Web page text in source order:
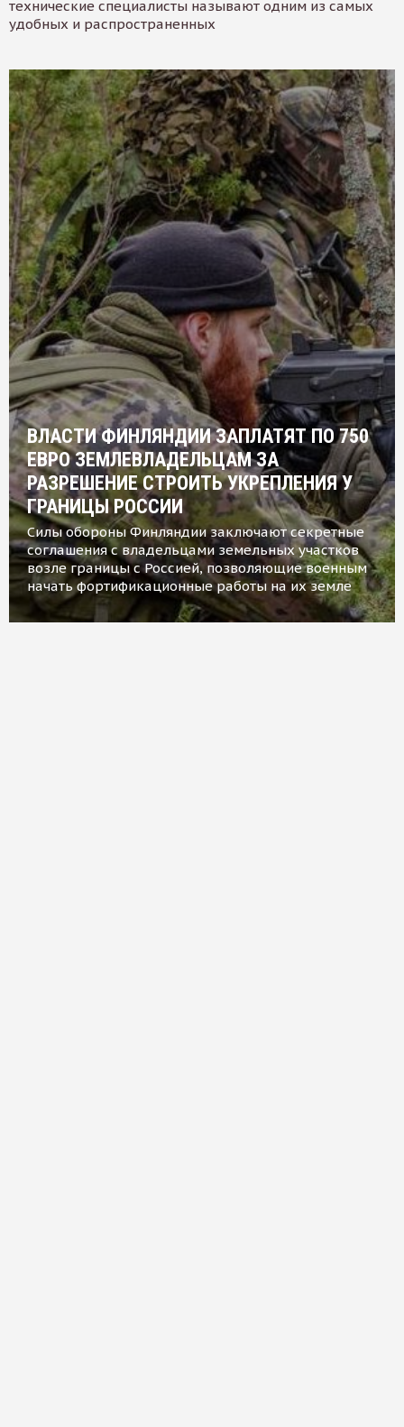
технические специалисты называют одним из самых
удобных и распространенных
ВЛАСТИ ФИНЛЯНДИИ ЗАПЛАТЯТ ПО 750
ЕВРО ЗЕМЛЕВЛАДЕЛЬЦАМ ЗА
РАЗРЕШЕНИЕ СТРОИТЬ УКРЕПЛЕНИЯ У
ГРАНИЦЫ РОССИИ
Силы обороны Финляндии заключают секретные
соглашения с владельцами земельных участков
возле границы с Россией, позволяющие военным
начать фортификационные работы на их земле